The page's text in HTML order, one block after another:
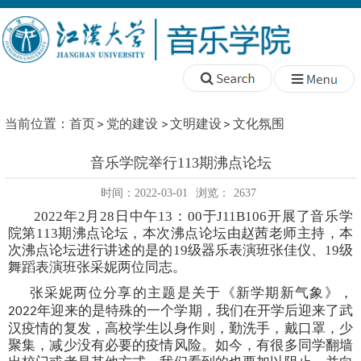
当前位置： 首页 党的建设 文明建设 文化氛围
音乐学院举行113期沸点论坛
时间：2022-03-01 浏览： 2637
2022年2 月28日中午13 ： 00于J11B106开展了音乐学
院第113期沸点论坛，本次沸点论坛由赵茜老师主持，本
次沸点论坛进行讲述的是的19级器乐表演班张佳仪、 19级
舞蹈表演班张采妮两位 同志。
张采妮两位分享的主题是关于《新学期新气象 》 ，
2022年迎来的是特殊的一个学期，我们在开学后迎来了武
汉疫情的复发， 高校学生以身作则，勤洗手，戴口罩，少
聚集，减少没有必要的疫情风险。如今，有很多同学翻墙